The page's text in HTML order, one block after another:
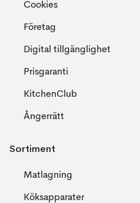
Cookies
Företag
Digital tillgänglighet
Prisgaranti
KitchenClub
Ångerrätt
Sortiment
Matlagning
Köksapparater